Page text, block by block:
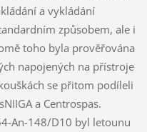
a vykládání
způsobem, ale i
toho byla prověřována
napojených na přístroje
se přitom podíleli
a Centrospas.
An-148/D10 byl letounu